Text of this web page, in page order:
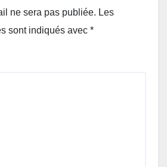
ne sera pas publiée. Les
sont indiqués avec *